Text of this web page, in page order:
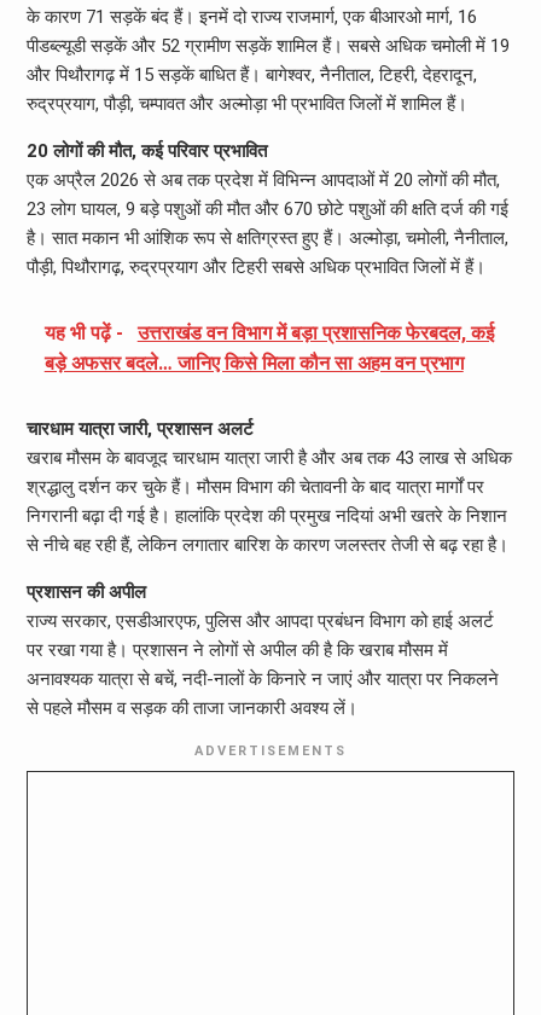
के कारण 71 सड़कें बंद हैं। इनमें दो राज्य राजमार्ग, एक बीआरओ मार्ग, 16
पीडब्ल्यूडी सड़कें और 52 ग्रामीण सड़कें शामिल हैं। सबसे अधिक चमोली में 19
और पिथौरागढ़ में 15 सड़कें बाधित हैं। बागेश्वर, नैनीताल, टिहरी, देहरादून,
रुद्रप्रयाग, पौड़ी, चम्पावत और अल्मोड़ा भी प्रभावित जिलों में शामिल हैं।
20 लोगों की मौत, कई परिवार प्रभावित
एक अप्रैल 2026 से अब तक प्रदेश में विभिन्न आपदाओं में 20 लोगों की मौत,
23 लोग घायल, 9 बड़े पशुओं की मौत और 670 छोटे पशुओं की क्षति दर्ज की गई
है। सात मकान भी आंशिक रूप से क्षतिग्रस्त हुए हैं। अल्मोड़ा, चमोली, नैनीताल,
पौड़ी, पिथौरागढ़, रुद्रप्रयाग और टिहरी सबसे अधिक प्रभावित जिलों में हैं।
यह भी पढ़ें -
उत्तराखंड वन विभाग में बड़ा प्रशासनिक फेरबदल, कई
बड़े अफसर बदले… जानिए किसे मिला कौन सा अहम वन प्रभाग
चारधाम यात्रा जारी, प्रशासन अलर्ट
खराब मौसम के बावजूद चारधाम यात्रा जारी है और अब तक 43 लाख से अधिक
श्रद्धालु दर्शन कर चुके हैं। मौसम विभाग की चेतावनी के बाद यात्रा मार्गों पर
निगरानी बढ़ा दी गई है। हालांकि प्रदेश की प्रमुख नदियां अभी खतरे के निशान
से नीचे बह रही हैं, लेकिन लगातार बारिश के कारण जलस्तर तेजी से बढ़ रहा है।
प्रशासन की अपील
राज्य सरकार, एसडीआरएफ, पुलिस और आपदा प्रबंधन विभाग को हाई अलर्ट
पर रखा गया है। प्रशासन ने लोगों से अपील की है कि खराब मौसम में
अनावश्यक यात्रा से बचें, नदी-नालों के किनारे न जाएं और यात्रा पर निकलने
से पहले मौसम व सड़क की ताजा जानकारी अवश्य लें।
ADVERTISEMENTS